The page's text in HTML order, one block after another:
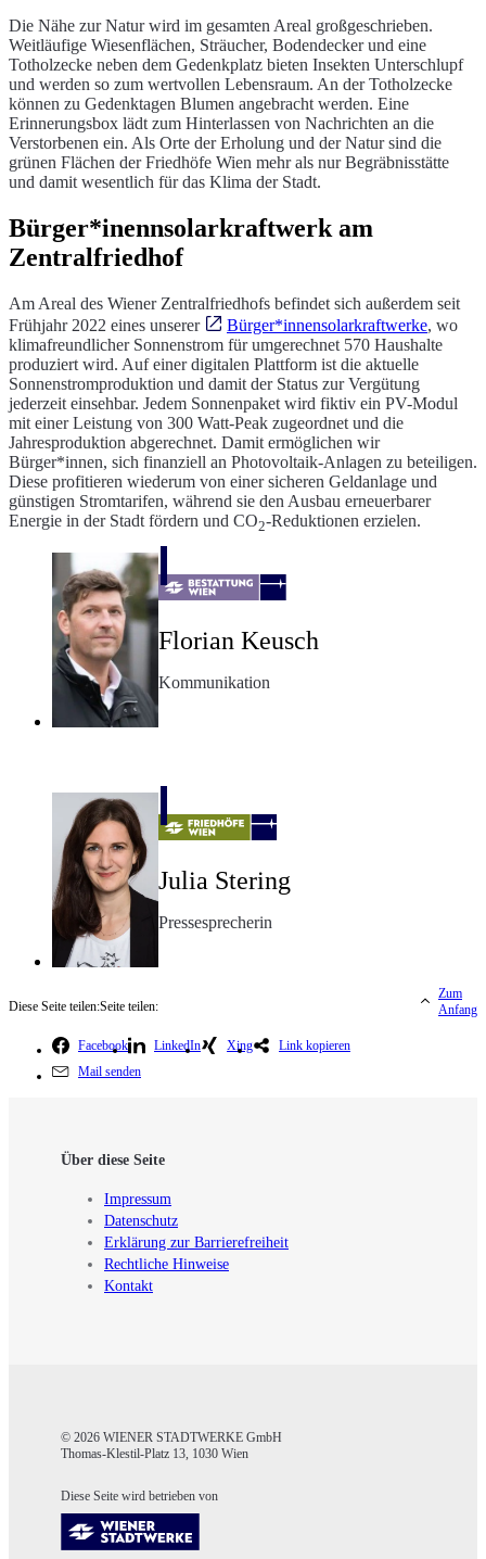
Die Nähe zur Natur wird im gesamten Areal großgeschrieben.
Weitläufige Wiesenflächen, Sträucher, Bodendecker und eine
Totholzecke neben dem Gedenkplatz bieten Insekten Unterschlupf
und werden so zum wertvollen Lebensraum. An der Totholzecke
können zu Gedenktagen Blumen angebracht werden. Eine
Erinnerungsbox lädt zum Hinterlassen von Nachrichten an die
Verstorbenen ein. Als Orte der Erholung und der Natur sind die
grünen Flächen der Friedhöfe Wien mehr als nur Begräbnisstätte
und damit wesentlich für das Klima der Stadt.
Bürger*inennsolarkraftwerk am
Zentralfriedhof
Am Areal des Wiener Zentralfriedhofs befindet sich außerdem seit
Frühjahr 2022 eines unserer
Bürger*innensolarkraftwerke, wo
klimafreundlicher Sonnenstrom für umgerechnet 570 Haushalte
produziert wird. Auf einer digitalen Plattform ist die aktuelle
Sonnenstromproduktion und damit der Status zur Vergütung
jederzeit einsehbar. Jedem Sonnenpaket wird fiktiv ein PV-Modul
mit einer Leistung von 300 Watt-Peak zugeordnet und die
Jahresproduktion abgerechnet. Damit ermöglichen wir
Bürger*innen, sich finanziell an Photovoltaik-Anlagen zu beteiligen.
Diese profitieren wiederum von einer sicheren Geldanlage und
günstigen Stromtarifen, während sie den Ausbau erneuerbarer
Energie in der Stadt fördern und CO2-Reduktionen erzielen.
Florian Keusch
Kommunikation
Julia Stering
Pressesprecherin
Diese Seite teilen:Seite teilen:
Facebook LinkedIn Xing
Link kopieren
Mail senden
Zum
Anfang
Über diese Seite
Impressum
Datenschutz
Erklärung zur Barrierefreiheit
Rechtliche Hinweise
Kontakt
© 2026 WIENER STADTWERKE GmbH
Thomas-Klestil-Platz 13, 1030 Wien
Diese Seite wird betrieben von